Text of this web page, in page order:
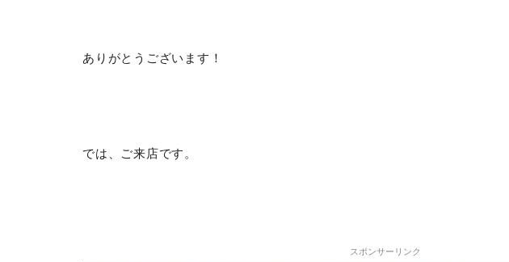
ありがとうございます！
では、ご来店です。
スポンサーリンク